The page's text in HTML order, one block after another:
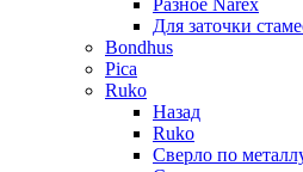
Разное Narex
Для заточки
Bondhus
Pica
Ruko
Назад
Ruko
Сверло по